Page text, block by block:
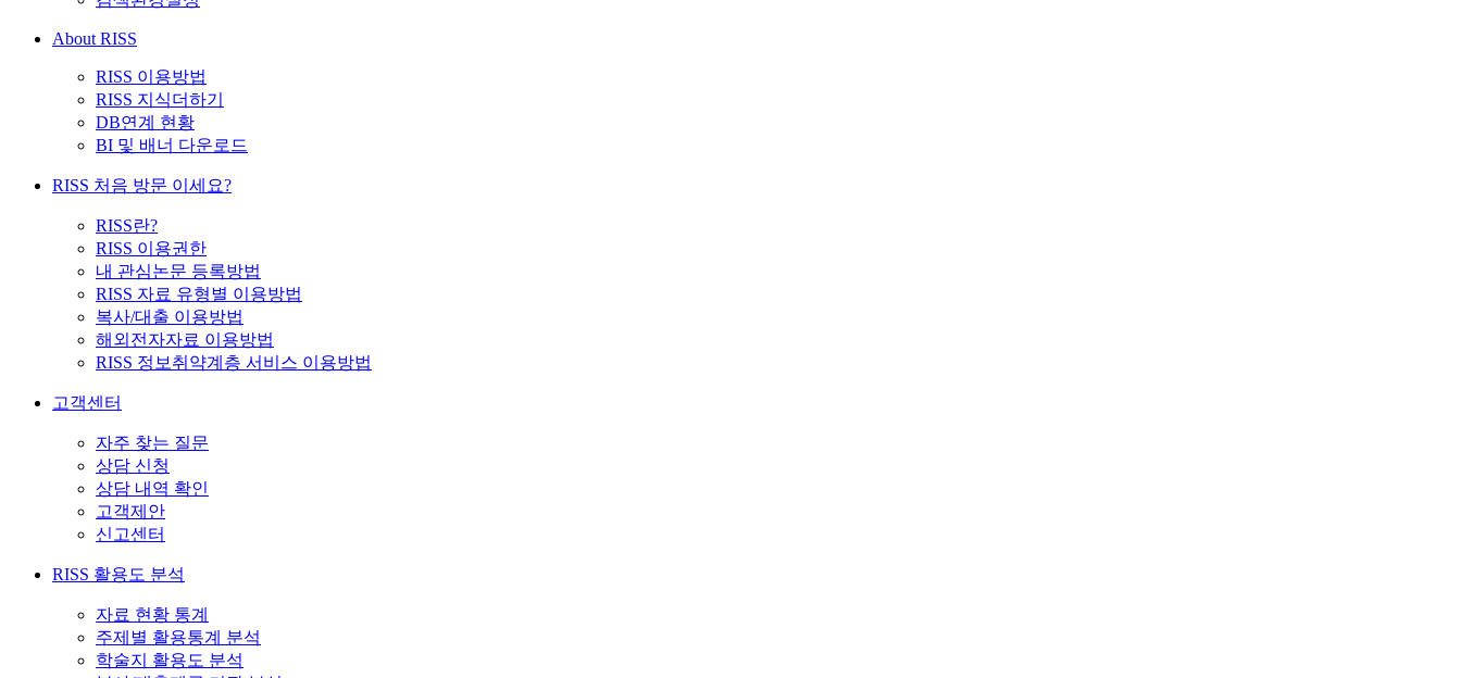
About RISS
RISS 이용방법
RISS 지식더하기
DB연계 현황
BI 및 배너 다운로드
RISS 처음 방문 이세요?
RISS란?
RISS 이용권한
내 관심논문 등록방법
RISS 자료 유형별 이용방법
복사/대출 이용방법
해외전자자료 이용방법
RISS 정보취약계층 서비스 이용방법
고객센터
자주 찾는 질문
상담 신청
상담 내역 확인
고객제안
신고센터
RISS 활용도 분석
자료 현황 통계
주제별 활용통계 분석
학술지 활용도 분석